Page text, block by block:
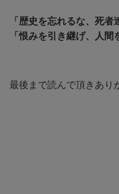
「歴史を忘れるな、死者
「恨みを引き継げ、人間
最後まで読んで頂きあり